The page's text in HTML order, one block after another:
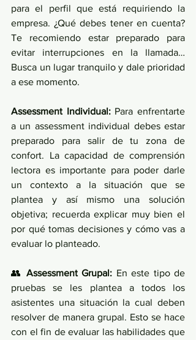
para el perfil que está requiriendo la
empresa. ¿Qué debes tener en cuenta?
Te recomiendo estar preparado para
evitar interrupciones en la llamada…
Busca un lugar tranquilo y dale prioridad
a ese momento.
Assessment Individual: Para enfrentarte
a un assessment individual debes estar
preparado para salir de tu zona de
confort. La capacidad de comprensión
lectora es importante para poder darle
un contexto a la situación que se
plantea y así mismo una solución
objetiva; recuerda explicar muy bien el
por qué tomas decisiones y cómo vas a
evaluar lo planteado.
👥 Assessment Grupal: En este tipo de
pruebas se les plantea a todos los
asistentes una situación la cual deben
resolver de manera grupal. Esto se hace
con el fin de evaluar las habilidades que